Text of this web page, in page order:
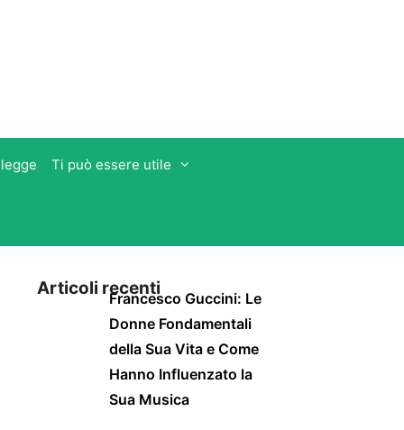
Ti può essere utile
Articoli recentiFrancesco Guccini: Le
Donne Fondamentali
della Sua Vita e Come
Hanno Influenzato la
Sua Musica